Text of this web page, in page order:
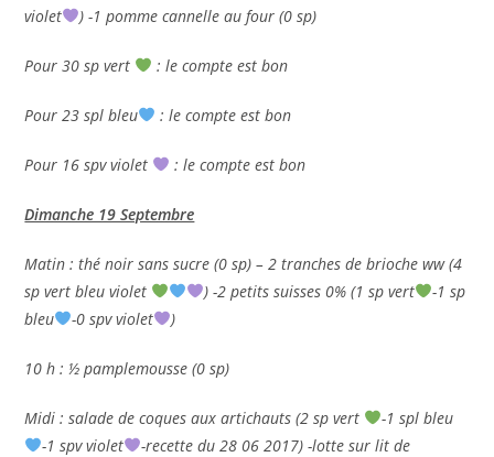
violet
) -1 pomme cannelle au four (0 sp)
Pour 30 sp vert : le compte est bon
Pour 23 spl bleu : le compte est bon
Pour 16 spv violet : le compte est bon
Dimanche 19 Septembre
Matin : thé noir sans sucre (0 sp) – 2 tranches de brioche ww (4
sp vert bleu violet
) -2 petits suisses 0% (1 sp vert
-1 sp
bleu
-0 spv violet )
10 h : ½ pamplemousse (0 sp)
Midi : salade de coques aux artichauts (2 sp vert
-1 spl bleu
-1 spv violet
-recette du 28 06 2017) -lotte sur lit de